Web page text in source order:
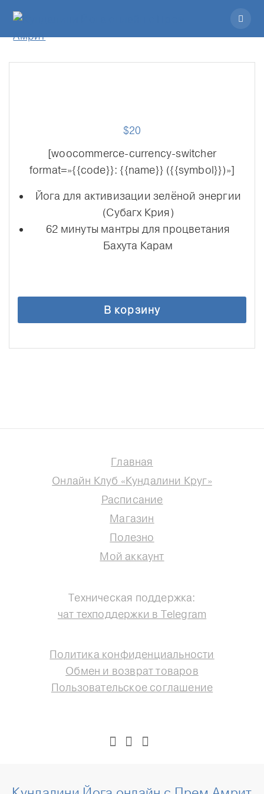
$20
[woocommerce-currency-switcher
format=»{{code}}: {{name}} ({{symbol}})»]
Йога для активизации зелёной энергии
(Субагх Крия)
62 минуты мантры для процветания
Бахута Карам
В корзину
Главная
Онлайн Клуб «Кундалини Круг»
Расписание
Магазин
Полезно
Мой аккаунт
Техническая поддержка:
чат техподдержки в Telegram
Политика конфиденциальности
Обмен и возврат товаров
Пользовательское соглашение